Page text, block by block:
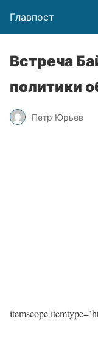
Главпост
Встреча
политики
Петр Юрьев
itemscope